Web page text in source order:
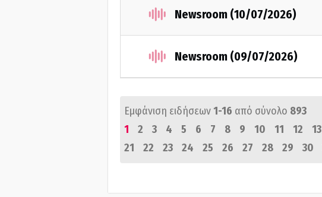
Newsroom (10/07/2026)
Newsroom (09/07/2026)
Εμφάνιση ειδήσεων1-16 από σύνολο 893
1
2 3 4 5 6 7 8 9 10 11 12 13
21
22 23 24 25 26 27 28 29 30